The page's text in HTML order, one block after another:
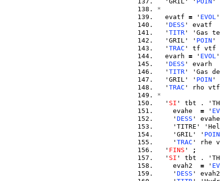
*
  evatf
= ' EVOL
  '
DESS ' evatf
  '
TITR ' 'Gas
  'GRIL' '
POIN '
  '
TRAC ' tf vtf
  evarh
= ' EVOL
  '
DESS ' evarh
  '
TITR ' 'Gas
  'GRIL' '
POIN '
  '
TRAC ' rho
*
  '
SI ' tbt .
    evahe
= '
    '
DESS ' evahe
'TITRE'
    'GRIL' '
POIN
    '
TRAC ' rhe
  '
FINS '
;
  '
SI ' tbt .
    evah2
= '
    '
DESS ' evah2